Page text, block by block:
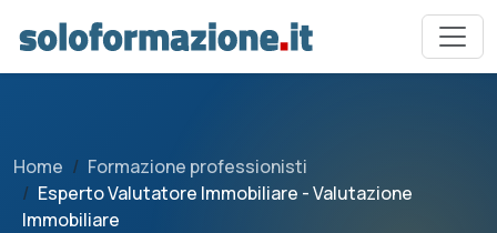
Home
Formazione professionisti
Esperto Valutatore Immobiliare - Valutazione
Immobiliare